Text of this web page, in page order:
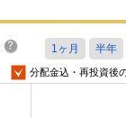
分配金込・再投資後